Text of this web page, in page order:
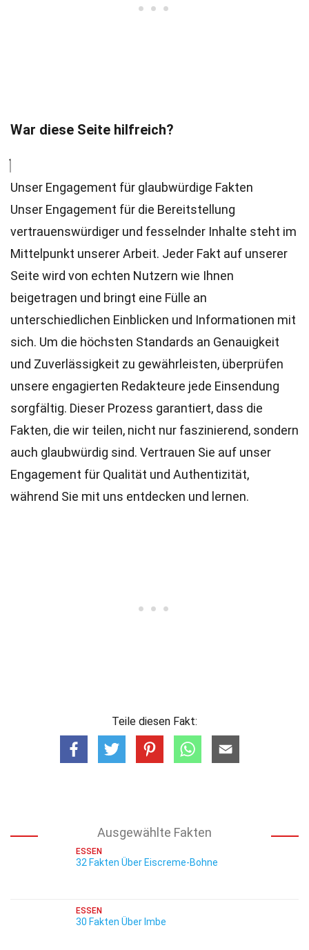
War diese Seite hilfreich?
Unser Engagement für glaubwürdige Fakten
Unser Engagement für die Bereitstellung
vertrauenswürdiger und fesselnder Inhalte steht im
Mittelpunkt unserer Arbeit. Jeder Fakt auf unserer
Seite wird von echten Nutzern wie Ihnen
beigetragen und bringt eine Fülle an
unterschiedlichen Einblicken und Informationen mit
sich. Um die höchsten Standards an Genauigkeit
und Zuverlässigkeit zu gewährleisten, überprüfen
unsere engagierten Redakteure jede Einsendung
sorgfältig. Dieser Prozess garantiert, dass die
Fakten, die wir teilen, nicht nur faszinierend, sondern
auch glaubwürdig sind. Vertrauen Sie auf unser
Engagement für Qualität und Authentizität,
während Sie mit uns entdecken und lernen.
Teile diesen Fakt:
Ausgewählte Fakten
ESSEN
32 Fakten Über Eiscreme-Bohne
ESSEN
30 Fakten Über Imbe